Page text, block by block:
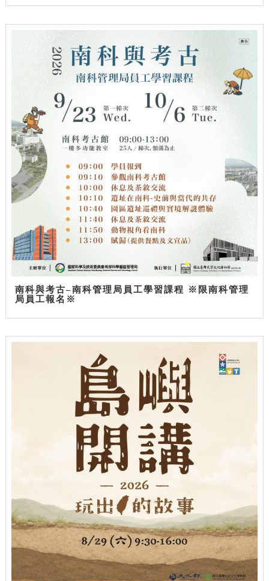
南科與考古–南科管理局員工學習課程 ※限南科管理
局員工報名※